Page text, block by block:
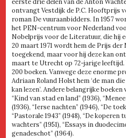
ontvangt Vestdijk de P.C. Hooftprijs
roman De vuuraanbidders. In 1957
het PEN-centrum voor Nederland
Nobelprijs voor de Literatuur, die hij
20 maart 1971 wordt hem de Prijs
toegekend, maar voor hij deze kan
maart te Utrecht op 72-jarige leeftijd.
200 boeken. Vanwege deze enorme
Adriaan Roland Holst hem ‘de man
kan lezen’. Andere belangrijke
“Kind van stad en land” (1936),
(1936), “Ierse nachten” (1946), “De
“Pastorale 1943” (1948), “De koperen
wachters” (1951), “Essays in
genadeschot” (1964).